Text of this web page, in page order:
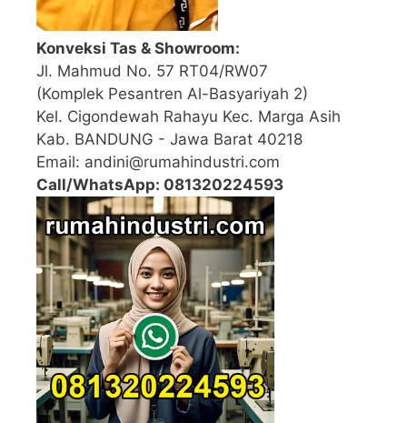
Konveksi Tas & Showroom:
Jl. Mahmud No. 57 RT04/RW07
(Komplek Pesantren Al-Basyariyah 2)
Kel. Cigondewah Rahayu Kec. Marga Asih
Kab. BANDUNG - Jawa Barat 40218
Email: andini@rumahindustri.com
Call/WhatsApp: 081320224593